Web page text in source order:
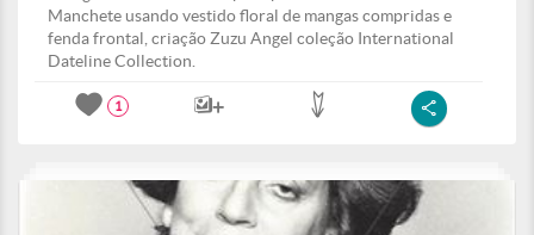
Manchete usando vestido floral de mangas compridas e
fenda frontal, criação Zuzu Angel coleção International
Dateline Collection.
1